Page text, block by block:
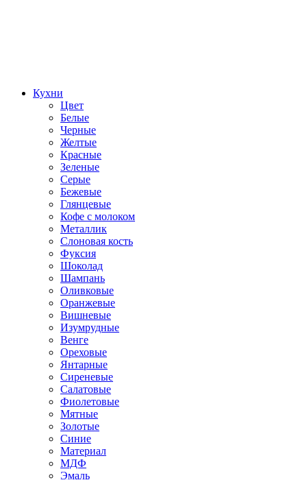
Кухни
Цвет
Белые
Черные
Желтые
Красные
Зеленые
Серые
Бежевые
Глянцевые
Кофе с молоком
Металлик
Слоновая кость
Фуксия
Шоколад
Шампань
Оливковые
Оранжевые
Вишневые
Изумрудные
Венге
Ореховые
Янтарные
Сиреневые
Салатовые
Фиолетовые
Мятные
Золотые
Синие
Материал
МДФ
Эмаль